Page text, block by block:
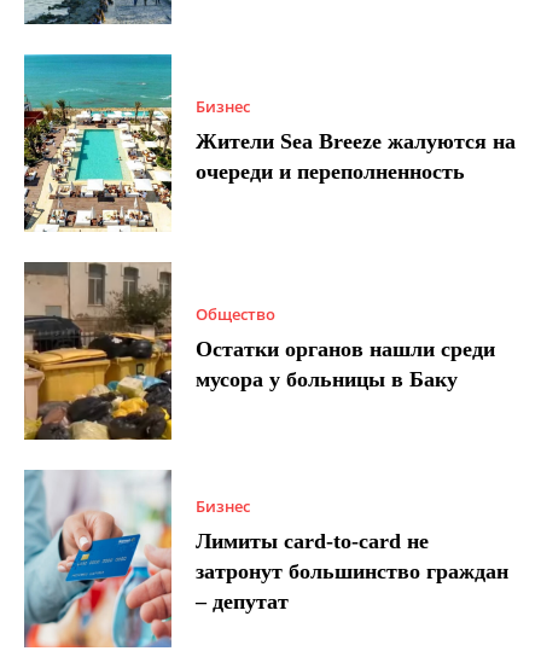
Бизнес
Жители Sea Breeze жалуются на
очереди и переполненность
Общество
Остатки органов нашли среди
мусора у больницы в Баку
Бизнес
Лимиты card-to-card не
затронут большинство граждан
– депутат